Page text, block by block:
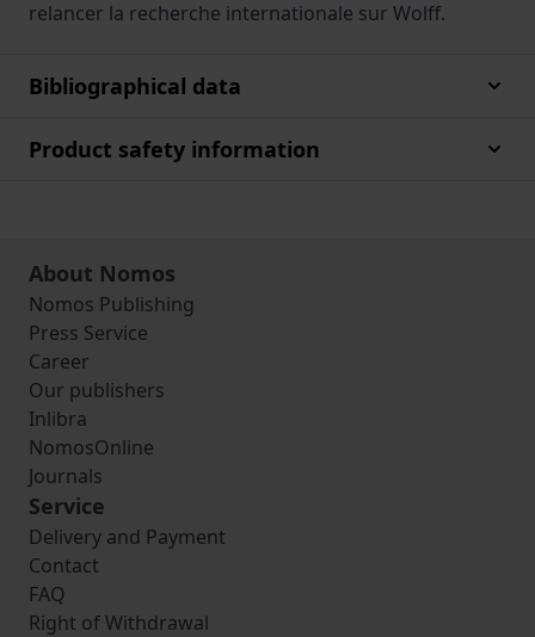
relancer la recherche internationale sur Wolff.
Bibliographical data
Product safety information
About Nomos
Nomos Publishing
Press Service
Career
Our publishers
Inlibra
NomosOnline
Journals
Service
Delivery and Payment
Contact
FAQ
Right of Withdrawal